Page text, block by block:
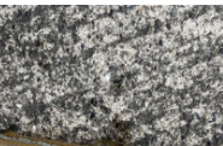
シトウズクラゲ
シュレーゲルアオガエル